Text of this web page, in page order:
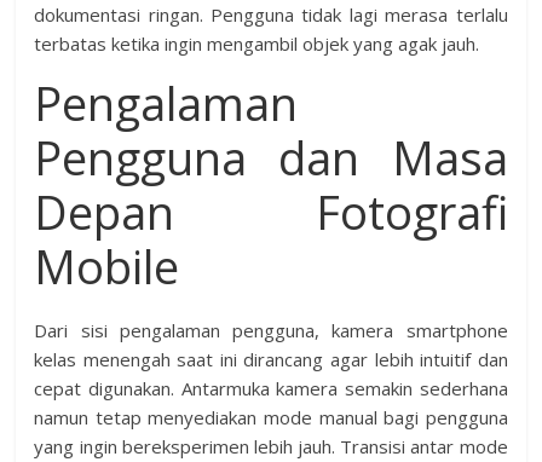
dokumentasi ringan. Pengguna tidak lagi merasa terlalu
terbatas ketika ingin mengambil objek yang agak jauh.
Pengalaman
Pengguna dan Masa
Depan Fotografi
Mobile
Dari sisi pengalaman pengguna, kamera smartphone
kelas menengah saat ini dirancang agar lebih intuitif dan
cepat digunakan. Antarmuka kamera semakin sederhana
namun tetap menyediakan mode manual bagi pengguna
yang ingin bereksperimen lebih jauh. Transisi antar mode